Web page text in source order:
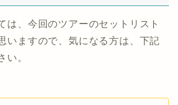
は、今回のツアーのセットリスト
いますので、気になる方は、下記
い。